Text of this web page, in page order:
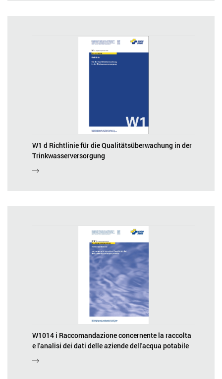
W1 d Richtlinie für die Qualitätsüberwachung in der
Trinkwasserversorgung
W1014 i Raccomandazione concernente la raccolta
e l'analisi dei dati delle aziende dell'acqua potabile